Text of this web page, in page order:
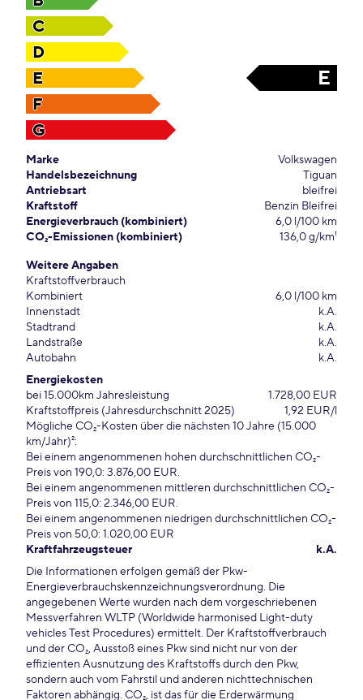
C
D
E
E
F
G
Marke
Volkswagen
Handelsbezeichnung
Tiguan
Antriebsart
bleifrei
Kraftstoff
Benzin Bleifrei
Energieverbrauch (kombiniert)
6,0 l/100 km
CO₂-Emissionen (kombiniert)
136,0 g/km¹
Weitere Angaben
Kraftstoffverbrauch
Kombiniert
6,0 l/100 km
Innenstadt
k.A.
Stadtrand
k.A.
Landstraße
k.A.
Autobahn
k.A.
Energiekosten
bei 15.000km Jahresleistung
1.728,00 EUR
Kraftstoffpreis (Jahresdurchschnitt 2025)
1,92 EUR/l
Mögliche CO₂-Kosten über die nächsten 10 Jahre (15.000
km/Jahr)²:
Bei einem angenommenen hohen durchschnittlichen CO₂-
Preis von 190,0: 3.876,00 EUR.
Bei einem angenommenen mittleren durchschnittlichen CO₂-
Preis von 115,0: 2.346,00 EUR.
Bei einem angenommenen niedrigen durchschnittlichen CO₂-
Preis von 50,0: 1.020,00 EUR
Kraftfahrzeugsteuer
k.A.
Die Informationen erfolgen gemäß der Pkw-
Energieverbrauchskennzeichnungsverordnung. Die
angegebenen Werte wurden nach dem vorgeschriebenen
Messverfahren WLTP (Worldwide harmonised Light-duty
vehicles Test Procedures) ermittelt. Der Kraftstoffverbrauch
und der CO₂, Ausstoß eines Pkw sind nicht nur von der
effizienten Ausnutzung des Kraftstoffs durch den Pkw,
sondern auch vom Fahrstil und anderen nichttechnischen
Faktoren abhängig. CO₂, ist das für die Erderwärmung